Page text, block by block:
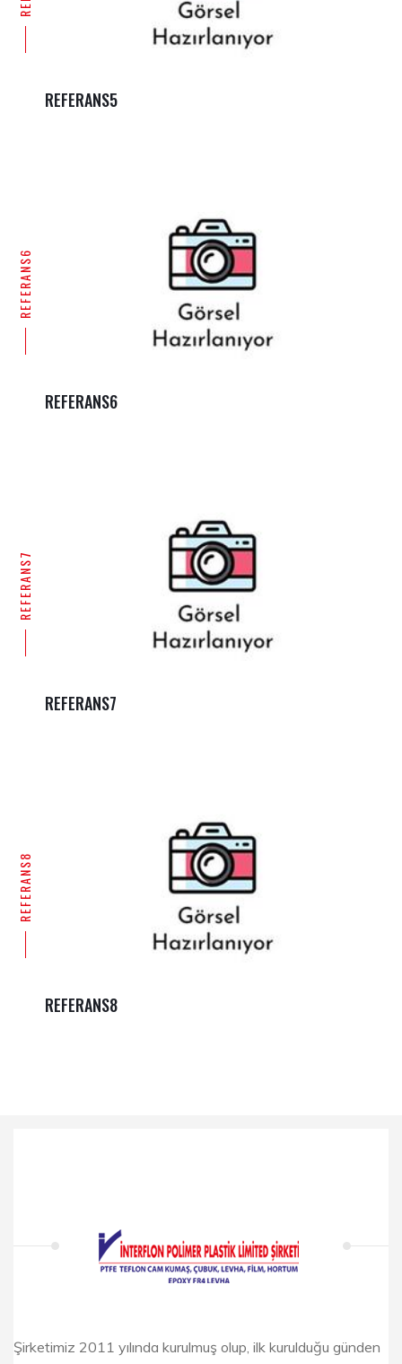
REFERANS5
REFERANS6
REFERANS6
REFERANS7
REFERANS7
REFERANS8
REFERANS8
Şirketimiz 2011 yılında kurulmuş olup, ilk kurulduğu günden